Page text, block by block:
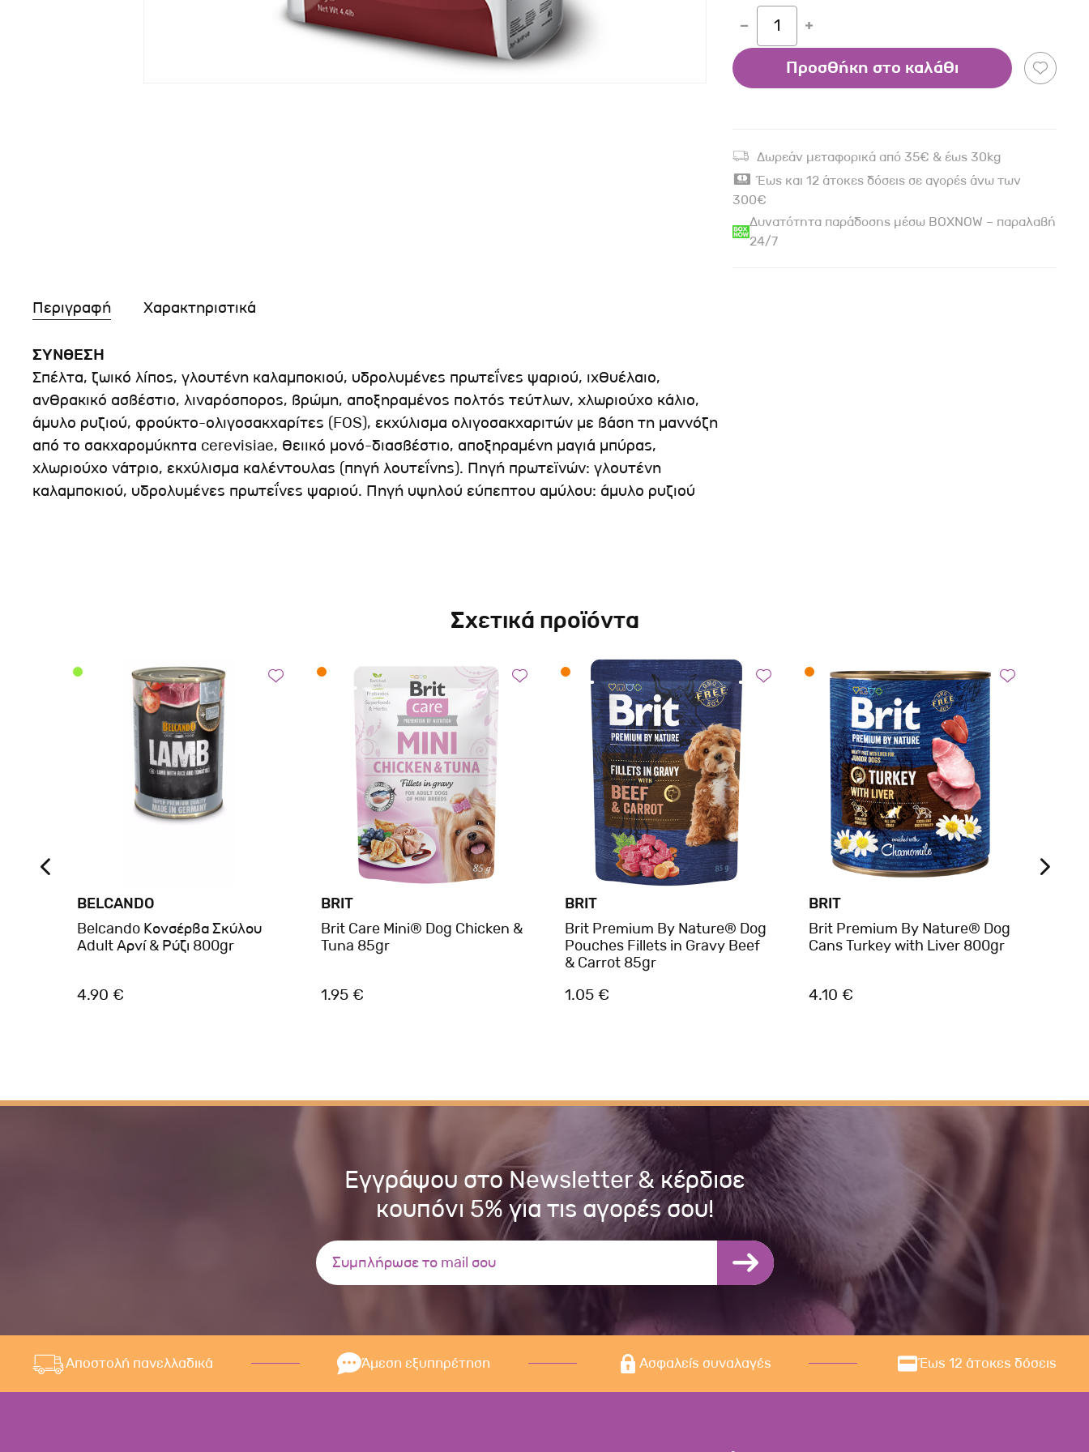
1
Προσθήκη στο καλάθι
Δωρεάν μεταφορικά από 35€ & έως 30kg
Έως και 12 άτοκες δόσεις σε αγορές άνω των
300€
Δυνατότητα παράδοσης μέσω BOXNOW – παραλαβή
24/7
Περιγραφή Χαρακτηριστικά
ΣΥΝΘΕΣΗ
Σπέλτα, ζωικό λίπος, γλουτένη καλαμποκιού, υδρολυμένες πρωτεΐνες ψαριού, ιχθυέλαιο,
ανθρακικό ασβέστιο, λιναρόσπορος, βρώμη, αποξηραμένος πολτός τεύτλων, χλωριούχο κάλιο,
άμυλο ρυζιού, φρούκτο-ολιγοσακχαρίτες (FOS), εκχύλισμα ολιγοσακχαριτών με βάση τη μαννόζη
από το σακχαρομύκητα cerevisiae, θειικό μονό-διασβέστιο, αποξηραμένη μαγιά μπύρας,
χλωριούχο νάτριο, εκχύλισμα καλέντουλας (πηγή λουτεΐνης). Πηγή πρωτεϊνών: γλουτένη
καλαμποκιού, υδρολυμένες πρωτεΐνες ψαριού. Πηγή υψηλού εύπεπτου αμύλου: άμυλο ρυζιού
Σχετικά προϊόντα
BELCANDO
Belcando Κονσέρβα Σκύλου
Adult Αρνί & Ρύζι 800gr
4.90 €
BRIT
Brit Care Mini® Dog Chicken &
Tuna 85gr
1.95 €
BRIT
Brit Premium By Nature® Dog
Pouches Fillets in Gravy Beef
& Carrot 85gr
1.05 €
BRIT
Brit Premium By Nature® Dog
Cans Turkey with Liver 800gr
4.10 €
Εγγράψου στο Newsletter & κέρδισε
κουπόνι 5% για τις αγορές σου!
Αποστολή πανελλαδικά Άμεση εξυπηρέτηση Ασφαλείς συναλαγές Έως 12 άτοκες δόσεις